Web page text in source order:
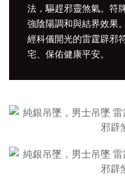
法，驅趕邪靈煞氣。符
強陰陽調和與結界效果
經科儀開光的雷霆辟邪
宅、保佑健康平安。